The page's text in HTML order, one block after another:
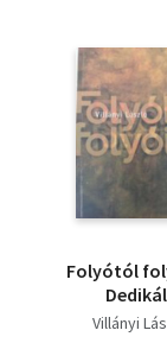
Folyótól
Villányi